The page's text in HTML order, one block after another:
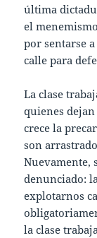
última
el
por sentarse
calle para
La clase
quienes
crece la
son
Nuevamente,
denunciado:
explotarnos
la clase